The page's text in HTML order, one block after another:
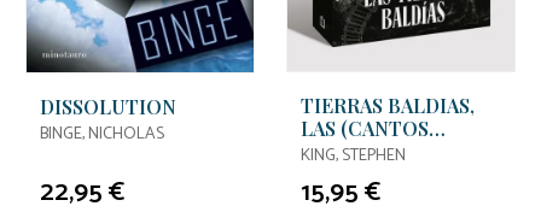
DISSOLUTION
BINGE, NICHOLAS
22,95 €
TIERRAS BALDIAS,
LAS (CANTOS
TINTADOS)
KING, STEPHEN
15,95 €